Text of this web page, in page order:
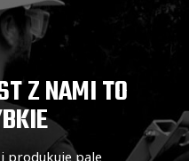
Z NAMI TO
produkuje pale